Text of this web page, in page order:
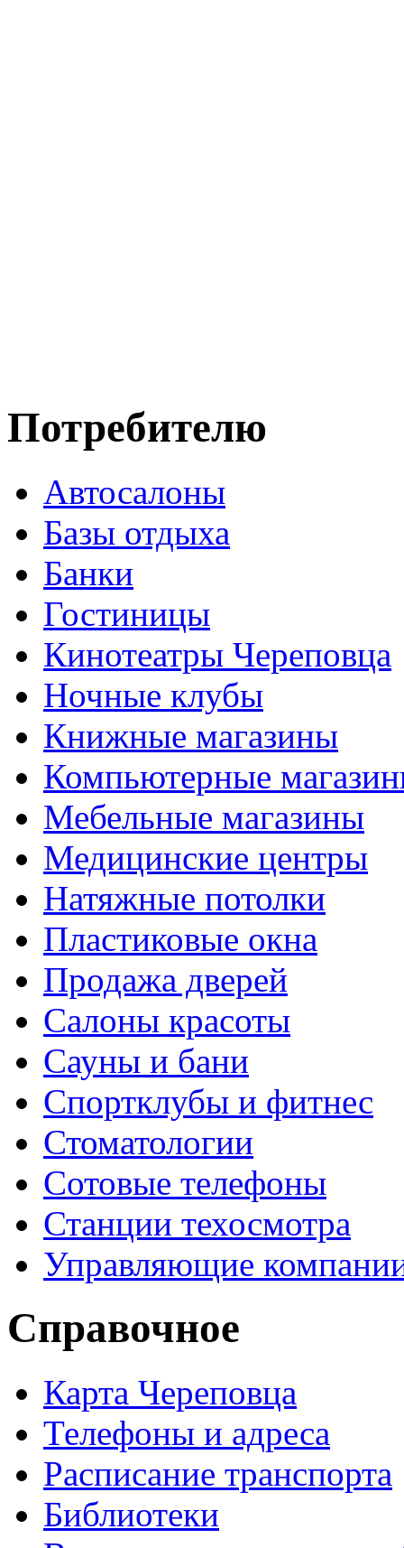
Потребителю
Автосалоны
Базы отдыха
Банки
Гостиницы
Кинотеатры Череповца
Ночные клубы
Книжные магазины
Компьютерные
Мебельные магазины
Медицинские центры
Натяжные потолки
Пластиковые окна
Продажа дверей
Салоны красоты
Сауны и бани
Спортклубы и фитнес
Стоматологии
Сотовые телефоны
Станции техосмотра
Управляющие
Справочное
Карта Череповца
Телефоны и адреса
Расписание транспорта
Библиотеки